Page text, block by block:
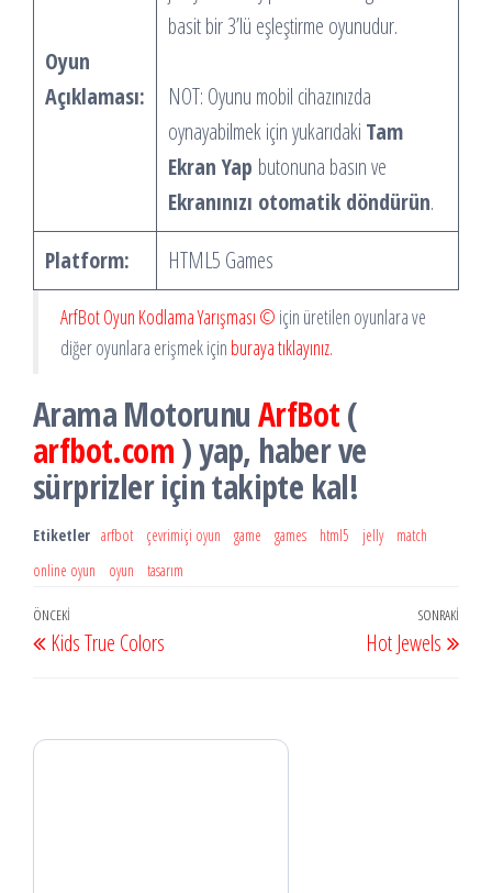
Oyun
Açıklaması:
basit bir 3’lü eşleştirme oyunudur.
NOT: Oyunu mobil cihazınızda
oynayabilmek için yukarıdaki Tam
Ekran Yap butonuna basın ve
Ekranınızı otomatik döndürün.
Platform:
HTML5 Games
ArfBot Oyun Kodlama Yarışması © için üretilen oyunlara ve
diğer oyunlara erişmek için buraya tıklayınız.
Arama MotorunuArfBot(
arfbot.com) yap, haber ve
sürprizler için takipte kal!
Etiketler arfbot çevrimiçi oyun game games html5 jelly
match
online oyun
oyun tasarım
Yazı
dolaşımı
Önceki
Yazı
ÖNCEKI
Kids True Colors
Yazı
SONRAKI
Hot Jewels